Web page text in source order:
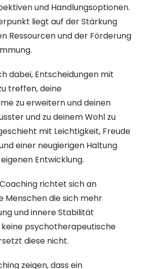
und Handlungsoptionen.
liegt auf der Stärkung
Ressourcen und der Förderung
dabei, Entscheidungen mit
treffen, deine
zu erweitern und deinen
und zu deinem Wohl zu
mit Leichtigkeit, Freude
einer neugierigen Haltung
Entwicklung.
richtet sich an
Menschen die sich mehr
und innere Stabilität
keine psychotherapeutische
diese nicht.
zeigen, dass ein